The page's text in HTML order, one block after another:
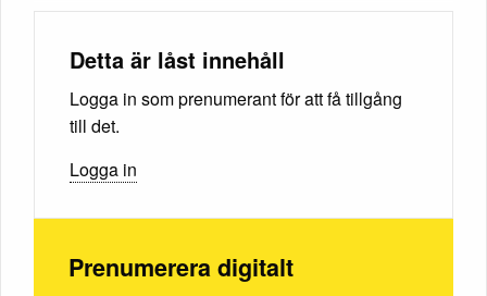
Detta är låst innehåll
Logga in som prenumerant för att få tillgång
till det.
Logga in
Prenumerera digitalt